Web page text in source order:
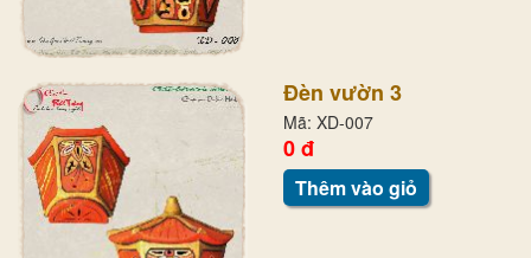
Đèn vườn 3
Mã: XD-007
0 đ
Thêm vào giỏ